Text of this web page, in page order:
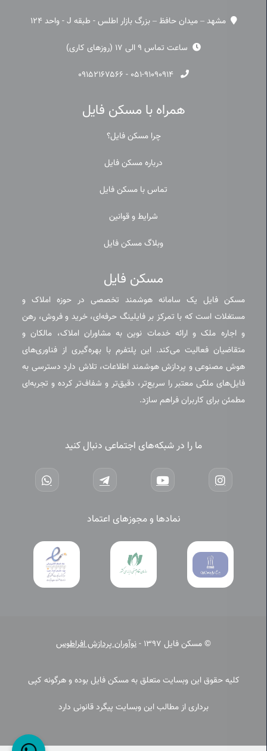
مشهد – میدان حافظ – بزرگ بازار اطلس - طبقه J - واحد 124
ساعت تماس 9 الی 17 (روزهای کاری)
۰۵۱-۹۱۰۹۰۹۱۴ - ۰۹۱۵۲۱۶۷۵۶۶
همراه با مسکن فایل
چرا مسکن فایل؟
درباره مسکن فایل
تماس با مسکن فایل
شرایط و قوانین
وبلاگ مسکن فایل
مسکن فایل
مسکن فایل یک سامانه هوشمند تخصصی در حوزه املاک و
مستغلات است که با تمرکز بر فایلینگ حرفه‌ای، خرید و فروش، رهن
و اجاره ملک و ارائه خدمات نوین به مشاوران املاک، مالکان و
متقاضیان فعالیت می‌کند. این پلتفرم با بهره‌گیری از فناوری‌های
هوش مصنوعی و پردازش هوشمند اطلاعات، تلاش دارد دسترسی به
فایل‌های ملکی معتبر را سریع‌تر، دقیق‌تر و شفاف‌تر کرده و تجربه‌ای
مطمئن برای کاربران فراهم سازد.
ما را در شبکه‌های اجتماعی دنبال کنید
نمادها و مجوزهای اعتماد
© مسکن فایل 1397 - نوآوران پردازش افراطوس
کلیه حقوق این وبسایت متعلق به مسکن فایل بوده و هرگونه کپی
برداری از مطالب این وبسایت پیگرد قانونی دارد